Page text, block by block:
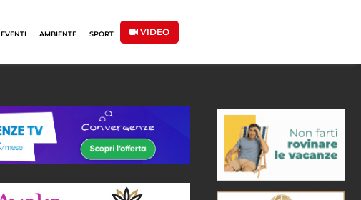
EVENTI AMBIENTE SPORT VIDEO